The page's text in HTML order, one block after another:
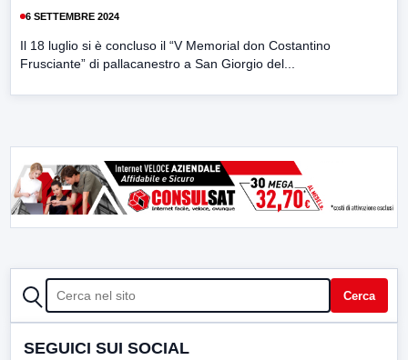
6 SETTEMBRE 2024
Il 18 luglio si è concluso il “V Memorial don Costantino
Frusciante” di pallacanestro a San Giorgio del...
CERCA Cerca
SEGUICI SUI SOCIAL